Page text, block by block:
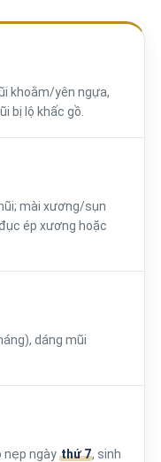
khoằm/yên ngựa,
bị lộ khấc gồ.
mài xương/sụn
ép xương hoặc
dáng mũi
nẹp ngày thứ 7, sinh